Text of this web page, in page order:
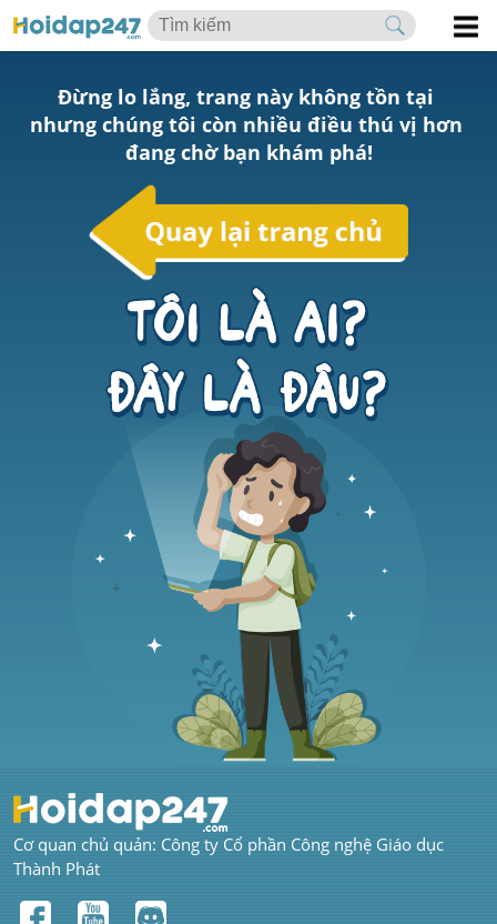
Đừng lo lắng, trang này không tồn tại
nhưng chúng tôi còn nhiều điều thú vị hơn
đang chờ bạn khám phá!
Cơ quan chủ quản: Công ty Cổ phần Công nghệ Giáo dục
Thành Phát